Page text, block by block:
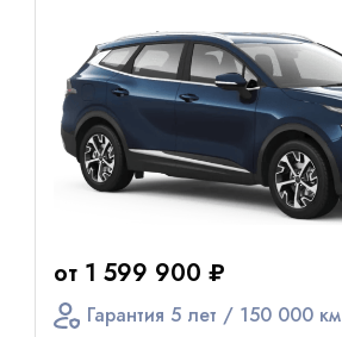
от 1 599 900 ₽
Гарантия 5 лет / 150 000 км